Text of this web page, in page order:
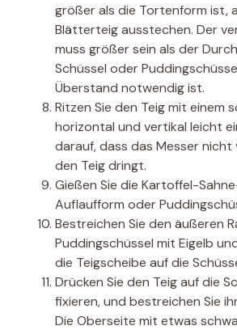
größer als die Tortenform ist,
Blätterteig ausstechen. Der
muss größer sein als der
Schüssel oder
Überstand notwendig ist.
Ritzen Sie den Teig mit einem
horizontal und vertikal leicht
darauf, dass das Messer
den Teig dringt.
Gießen Sie die Kartoffel-
Auflaufform oder
Bestreichen Sie den äußeren
Puddingschüssel mit Eigelb
die Teigscheibe auf die
Drücken Sie den Teig auf die
fixieren, und bestreichen Sie
Die Oberseite mit etwas